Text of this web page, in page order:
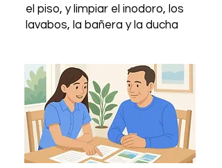
el piso, y limpiar el inodoro, los
lavabos, la bañera y la ducha